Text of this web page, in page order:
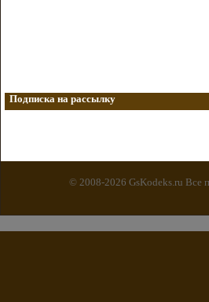
Подписка на рассылку
© 2008-2026 GsKodeks.ru Все